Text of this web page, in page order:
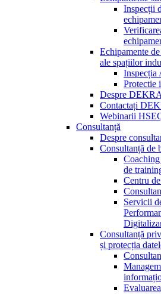
Inspecții
Echipamente
ale spațiilor
Inspecția
Protectie
Despre
Contactați
Webinarii
Consultanță
Despre
Consultanță de
de
Centru
Servicii
Consultanță
și protecția